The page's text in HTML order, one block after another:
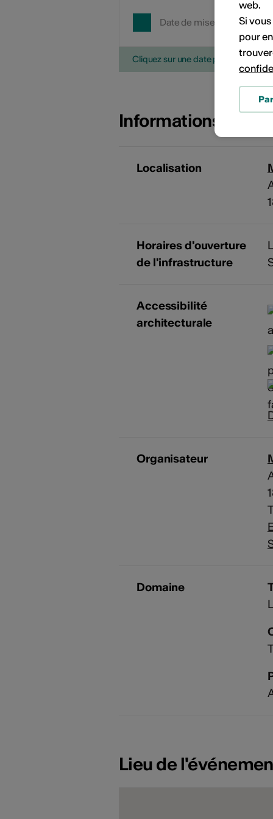
Date de mise en œuvre
Cliquez sur une date pour ajouter
Informations sur
Localisation
Horaires d'ouverture
de l'infrastructure
Accessibilité
architecturale
Organisateur
Domaine
Lieu de
web.
Si
pour